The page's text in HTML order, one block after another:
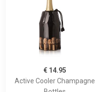
€ 14.95
Active Cooler Champagne